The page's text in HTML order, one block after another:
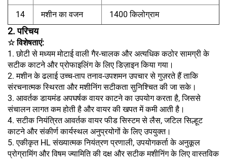
14 मशीन का वजन 1400 किलोग्राम
2. परिचय
☆ विशेषताएं:
1. छोटी से मध्यम मोटाई वाली गैर-चालक और अत्यधिक कठोर सामग्री के
सटीक काटने और प्रोफाइलिंग के लिए डिज़ाइन किया गया।
2. मशीन के ढलाई उच्च-ताप तनाव-उपशमन उपचार से गुज़रते हैं ताकि
संरचनात्मक स्थिरता और मशीनिंग सटीकता सुनिश्चित की जा सके।
3. आवर्तक डायमंड अपघर्षक वायर काटने का उपयोग करता है, जिससे
संचालन लागत कम होती है और वायर की खपत में कमी आती है।
4. सटीक नियंत्रित आवर्तक वायर फीड सिस्टम से लैस, जटिल सिल्हूट
काटने और संकीर्ण कार्यस्थल अनुप्रयोगों के लिए उपयुक्त।
5. एकीकृत HL संख्यात्मक नियंत्रण प्रणाली, उपयोगकर्ता के अनुकूल
प्रोग्रामिंग और विषम ज्यामिति की दक्ष और सटीक मशीनिंग के लिए वास्तविक